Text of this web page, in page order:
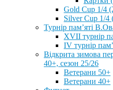
Gold Cup 1/4
Silver Cup 1/4
Турнір пам’яті
XVII турнір
IV турнір
Відкрита зимова
40+, сезон 25/26
Ветерани 50+
Ветерани 40+